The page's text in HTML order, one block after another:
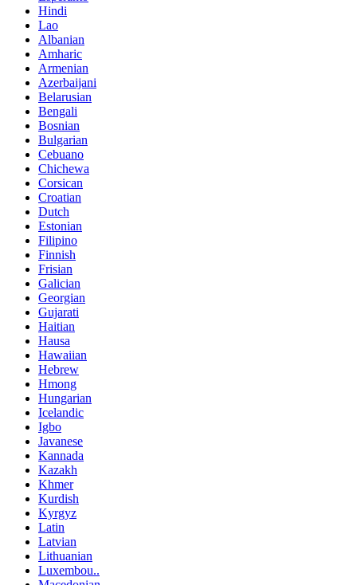
Hindi
Lao
Albanian
Amharic
Armenian
Azerbaijani
Belarusian
Bengali
Bosnian
Bulgarian
Cebuano
Chichewa
Corsican
Croatian
Dutch
Estonian
Filipino
Finnish
Frisian
Galician
Georgian
Gujarati
Haitian
Hausa
Hawaiian
Hebrew
Hmong
Hungarian
Icelandic
Igbo
Javanese
Kannada
Kazakh
Khmer
Kurdish
Kyrgyz
Latin
Latvian
Lithuanian
Luxembou..